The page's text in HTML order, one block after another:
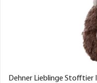
Dehner Lieblinge Stofftier